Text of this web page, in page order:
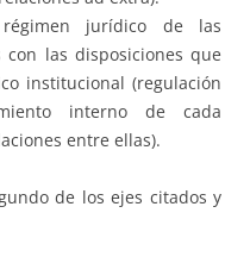
jurídico de las
con las disposiciones que
institucional (regulación
interno de cada
entre ellas).
de los ejes citados y